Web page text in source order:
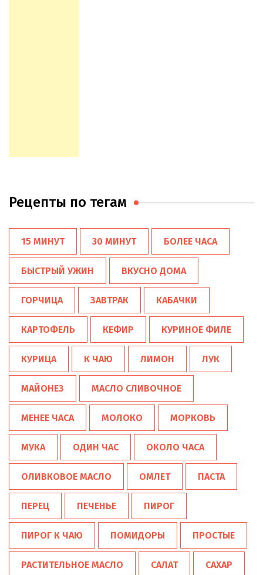
Рецепты по тегам
15 МИНУТ 30 МИНУТ БОЛЕЕ ЧАСА
БЫСТРЫЙ УЖИН ВКУСНО ДОМА
ГОРЧИЦА ЗАВТРАК КАБАЧКИ
КАРТОФЕЛЬ КЕФИР КУРИНОЕ ФИЛЕ
КУРИЦА К ЧАЮ ЛИМОН ЛУК
МАЙОНЕЗ МАСЛО СЛИВОЧНОЕ
МЕНЕЕ ЧАСА МОЛОКО МОРКОВЬ
МУКА ОДИН ЧАС ОКОЛО ЧАСА
ОЛИВКОВОЕ МАСЛО ОМЛЕТ ПАСТА
ПЕРЕЦ ПЕЧЕНЬЕ ПИРОГ
ПИРОГ К ЧАЮ ПОМИДОРЫ ПРОСТЫЕ
РАСТИТЕЛЬНОЕ МАСЛО САЛАТ САХАР